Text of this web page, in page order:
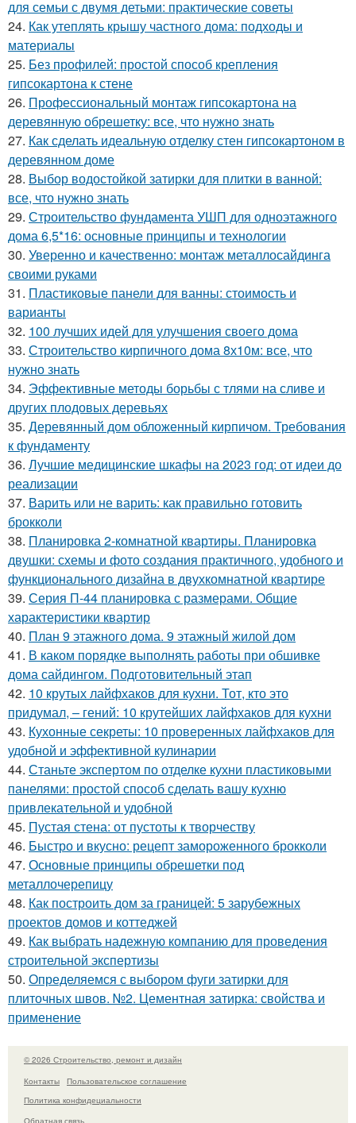
для семьи с двумя детьми: практические советы
24. Как утеплять крышу частного дома: подходы и
материалы
25. Без профилей: простой способ крепления
гипсокартона к стене
26. Профессиональный монтаж гипсокартона на
деревянную обрешетку: все, что нужно знать
27. Как сделать идеальную отделку стен гипсокартоном в
деревянном доме
28. Выбор водостойкой затирки для плитки в ванной:
все, что нужно знать
29. Строительство фундамента УШП для одноэтажного
дома 6,5*16: основные принципы и технологии
30. Уверенно и качественно: монтаж металлосайдинга
своими руками
31. Пластиковые панели для ванны: стоимость и
варианты
32. 100 лучших идей для улучшения своего дома
33. Строительство кирпичного дома 8х10м: все, что
нужно знать
34. Эффективные методы борьбы с тлями на сливе и
других плодовых деревьях
35. Деревянный дом обложенный кирпичом. Требования
к фундаменту
36. Лучшие медицинские шкафы на 2023 год: от идеи до
реализации
37. Варить или не варить: как правильно готовить
брокколи
38. Планировка 2-комнатной квартиры. Планировка
двушки: схемы и фото создания практичного, удобного и
функционального дизайна в двухкомнатной квартире
39. Серия П-44 планировка с размерами. Общие
характеристики квартир
40. План 9 этажного дома. 9 этажный жилой дом
41. В каком порядке выполнять работы при обшивке
дома сайдингом. Подготовительный этап
42. 10 крутых лайфхаков для кухни. Тот, кто это
придумал, – гений: 10 крутейших лайфхаков для кухни
43. Кухонные секреты: 10 проверенных лайфхаков для
удобной и эффективной кулинарии
44. Станьте экспертом по отделке кухни пластиковыми
панелями: простой способ сделать вашу кухню
привлекательной и удобной
45. Пустая стена: от пустоты к творчеству
46. Быстро и вкусно: рецепт замороженного брокколи
47. Основные принципы обрешетки под
металлочерепицу
48. Как построить дом за границей: 5 зарубежных
проектов домов и коттеджей
49. Как выбрать надежную компанию для проведения
строительной экспертизы
50. Определяемся с выбором фуги затирки для
плиточных швов. №2. Цементная затирка: свойства и
применение
© 2026 Строительство, ремонт и дизайн
Контакты
Пользовательское соглашение
Политика конфидециальности
Обратная связь